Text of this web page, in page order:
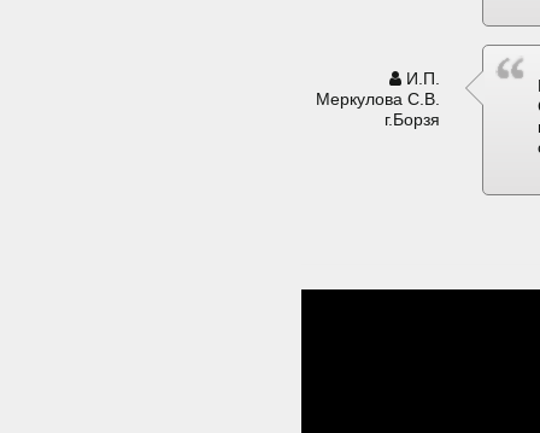
И.П.
Меркулова С.В.
г.Борзя